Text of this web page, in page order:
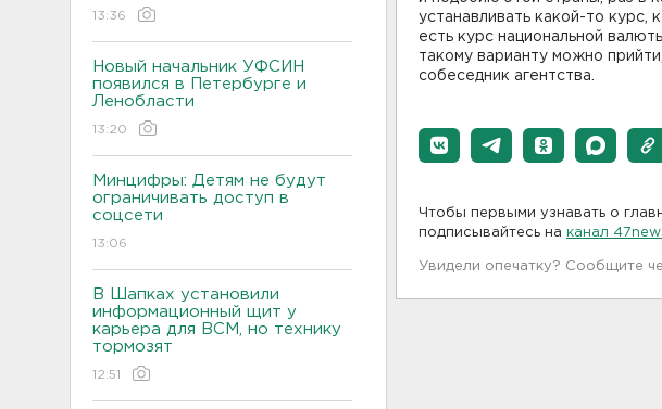
13:36
Новый начальник УФСИН
появился в Петербурге и
Ленобласти
13:20
Минцифры: Детям не будут
ограничивать доступ в
соцсети
13:06
В Шапках установили
информационный щит у
карьера для ВСМ, но технику
тормозят
12:51
устанавливать какой-то курс,
есть курс национальной
такому варианту можно
собеседник агентства.
Чтобы первыми узнавать о
подписывайтесь на канал
Увидели опечатку? Сообщите